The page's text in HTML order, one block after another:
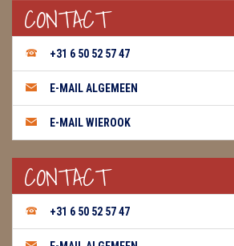
OLIE
CONTACT
+31 6 50 52 57 47
E-MAIL ALGEMEEN
E-MAIL WIEROOK
CONTACT
+31 6 50 52 57 47